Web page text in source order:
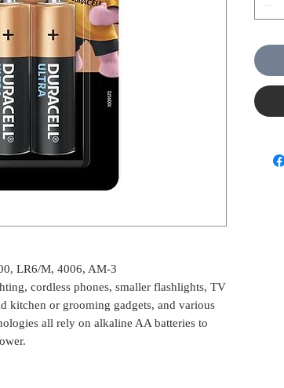
LR6/M, 4006, AM-3
cordless phones, smaller flashlights, TV
kitchen or grooming gadgets, and various
all rely on alkaline AA batteries to